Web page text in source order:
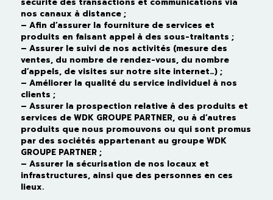
nos canaux à distance ;
– Afin d’assurer la fourniture de services et
produits en faisant appel à des sous-traitants ;
– Assurer le suivi de nos activités (mesure des
ventes, du nombre de rendez-vous, du nombre
d’appels, de visites sur notre site internet…) ;
– Améliorer la qualité du service individuel à nos
clients ;
– Assurer la prospection relative à des produits et
services de WDK GROUPE PARTNER, ou à d’autres
produits que nous promouvons ou qui sont promus
par des sociétés appartenant au groupe WDK
GROUPE PARTNER ;
– Assurer la sécurisation de nos locaux et
infrastructures, ainsi que des personnes en ces
lieux.